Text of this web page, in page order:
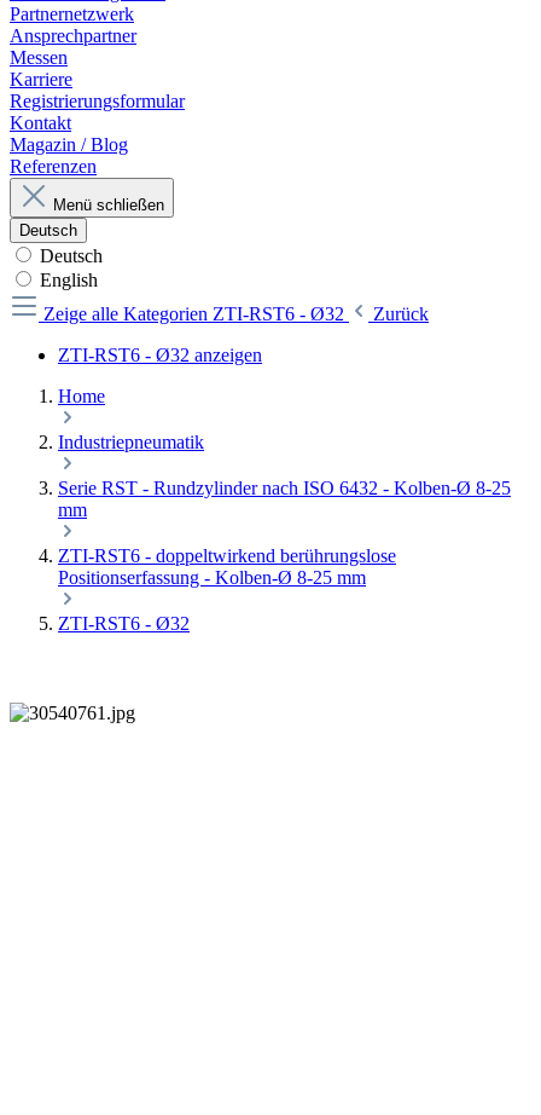
Partnernetzwerk
Ansprechpartner
Messen
Karriere
Registrierungsformular
Kontakt
Magazin / Blog
Referenzen
Menü schließen
Deutsch
Deutsch
English
Zeige alle Kategorien ZTI-RST6 - Ø32
Zurück
ZTI-RST6 - Ø32 anzeigen
Home
Industriepneumatik
Serie RST - Rundzylinder nach ISO 6432 - Kolben-Ø 8-25
mm
ZTI-RST6 - doppeltwirkend berührungslose
Positionserfassung - Kolben-Ø 8-25 mm
ZTI-RST6 - Ø32